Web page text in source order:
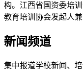
构。江西省国资委培
教育培训协会发起人兼
新闻频道
集中报道学校新闻、培